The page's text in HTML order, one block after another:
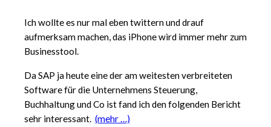
Ich wollte es nur mal eben twittern und drauf
aufmerksam machen, das iPhone wird immer mehr zum
Businesstool.
Da SAP ja heute eine der am weitesten verbreiteten
Software für die Unternehmens Steuerung,
Buchhaltung und Co ist fand ich den folgenden Bericht
sehr interessant. (mehr …)